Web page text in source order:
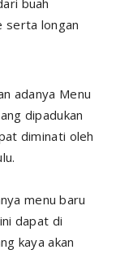
buah
serta longan
adanya Menu
dipadukan
diminati oleh
menu baru
dapat di
kaya akan